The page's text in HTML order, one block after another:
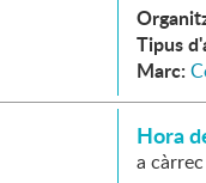
Tipus
Marc:
Hora
a